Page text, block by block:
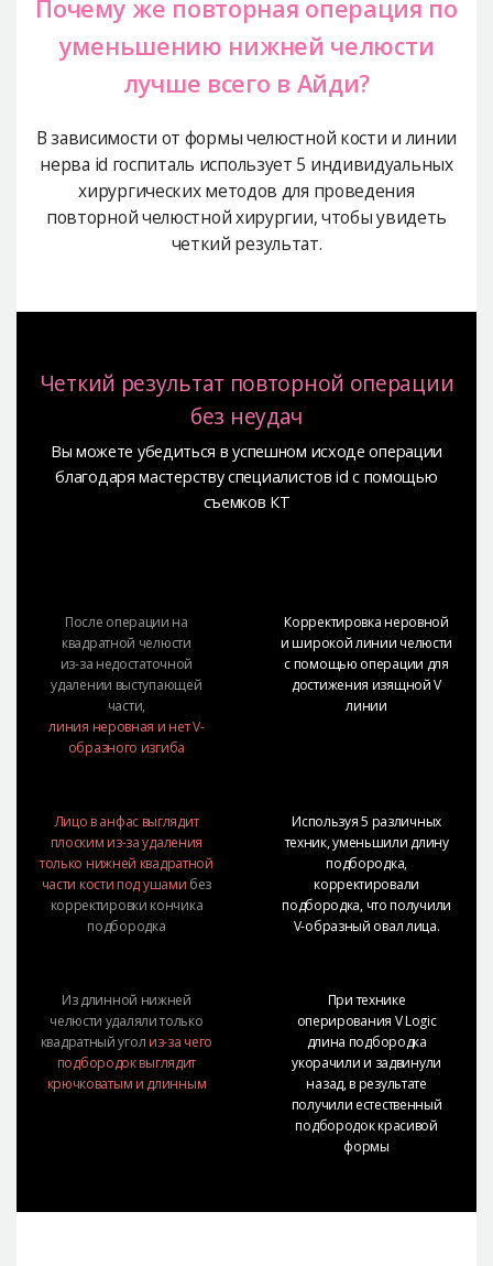
Почему же повторная операция по
уменьшению нижней челюсти
лучше всего в Айди?
В зависимости от формы челюстной кости и линии
нерва id госпиталь использует 5 индивидуальных
хирургических методов для проведения
повторной челюстной хирургии, чтобы увидеть
четкий результат.
Четкий результат повторной операции
без неудач
Вы можете убедиться в успешном исходе операции
благодаря мастерству специалистов id с помощью
съемков КТ
После операции на
квадратной челюсти
из-за недостаточной
удалении выступающей
части,
линия неровная и нет V-
образного изгиба
Корректировка неровной
и широкой линии челюсти
с помощью операции для
достижения изящной V
линии
Лицо в анфас выглядит
плоским из-за удаления
только нижней квадратной
части кости под ушами без
корректировки кончика
подбородка
Используя 5 различных
техник, уменьшили длину
подбородка,
корректировали
подбородка, что получили
V-образный овал лица.
Из длинной нижней
челюсти удаляли только
квадратный угол из-за чего
подбородок выглядит
крючковатым и длинным
При технике
оперирования V Logic
длина подбородка
укорачили и задвинули
назад, в результате
получили естественный
подбородок красивой
формы